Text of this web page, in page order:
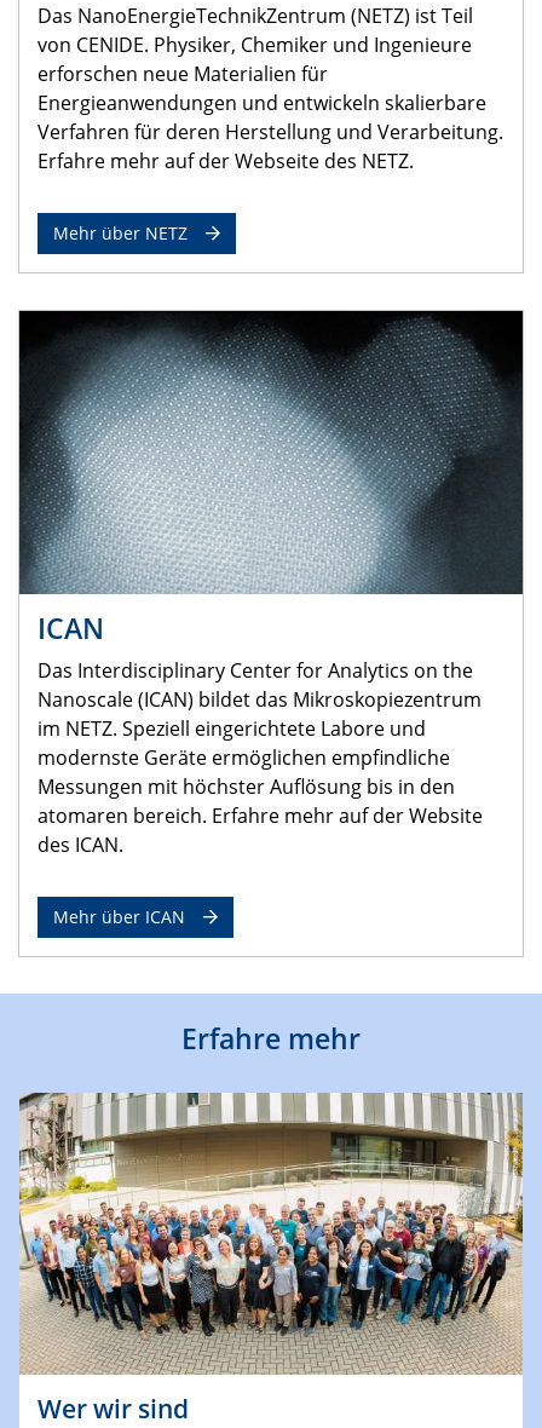
Das NanoEnergieTechnikZentrum (NETZ) ist Teil
von CENIDE. Physiker, Chemiker und Ingenieure
erforschen neue Materialien für
Energieanwendungen und entwickeln skalierbare
Verfahren für deren Herstellung und Verarbeitung.
Erfahre mehr auf der Webseite des NETZ.
Mehr über NETZ
ICAN
Das Interdisciplinary Center for Analytics on the
Nanoscale (ICAN) bildet das Mikroskopiezentrum
im NETZ. Speziell eingerichtete Labore und
modernste Geräte ermöglichen empfindliche
Messungen mit höchster Auflösung bis in den
atomaren bereich. Erfahre mehr auf der Website
des ICAN.
Mehr über ICAN
Erfahre mehr
Wer wir sind